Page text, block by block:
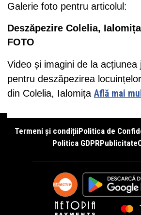
Galerie foto pentru articolul:
Deszăpezire Colelia,
FOTO
Video și imagini de la acțiunea
pentru deszăpezirea
din Colelia, Ialomița Află mai
Termeni și condițiiPolitica de
Politica GDPRPublicitate